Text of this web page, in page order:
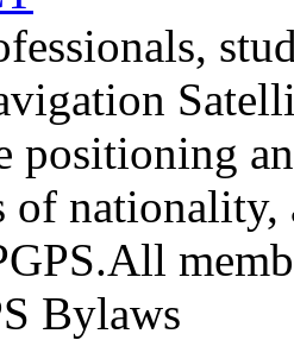
positioning
of nationality,
Bylaws